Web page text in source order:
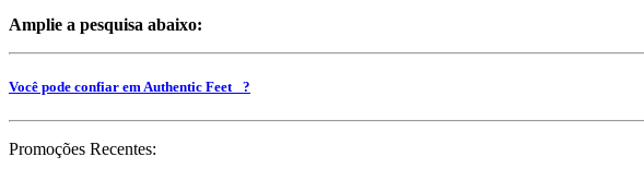
Amplie a pesquisa abaixo:
Você pode confiar em Authentic Feet _?
Promoções Recentes: